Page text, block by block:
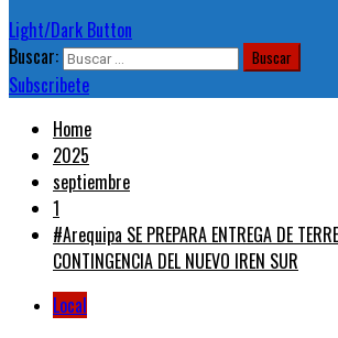
Light/Dark Button
Buscar:
Subscribete
Home
2025
septiembre
1
#Arequipa SE PREPARA ENTREGA DE
CONTINGENCIA DEL NUEVO IREN SUR
Local